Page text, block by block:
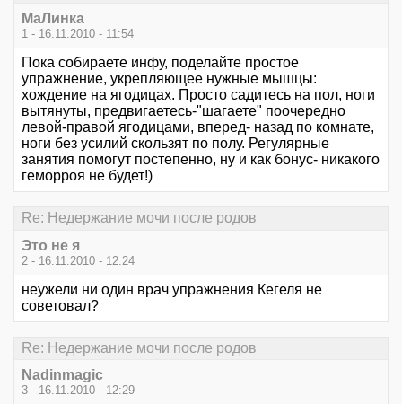
МаЛинка
1 - 16.11.2010 - 11:54
Пока собираете инфу, поделайте простое
упражнение, укрепляющее нужные мышцы:
хождение на ягодицах. Просто садитесь на пол, ноги
вытянуты, предвигаетесь-"шагаете" поочередно
левой-правой ягодицами, вперед- назад по комнате,
ноги без усилий скользят по полу. Регулярные
занятия помогут постепенно, ну и как бонус- никакого
геморроя не будет!)
Re: Недержание мочи после родов
Это не я
2 - 16.11.2010 - 12:24
неужели ни один врач упражнения Кегеля не
советовал?
Re: Недержание мочи после родов
Nadinmagic
3 - 16.11.2010 - 12:29